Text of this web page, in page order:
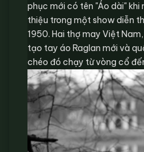
phục mới có tên "Áo dài" khi
thiệu trong một show diễn
1950. Hai thợ may Việt
tạo tay áo Raglan mới và
chéo đó chạy từ vòng cổ